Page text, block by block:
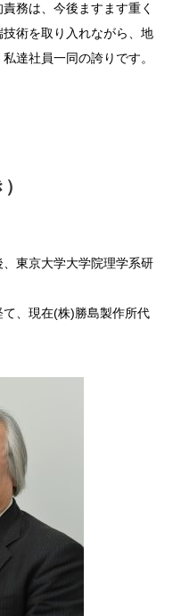
務は、今後ますます重く
術を取り入れながら、地
達社員一同の誇りです。
東京大学大学院理学系研
、現在(株)勝島製作所代